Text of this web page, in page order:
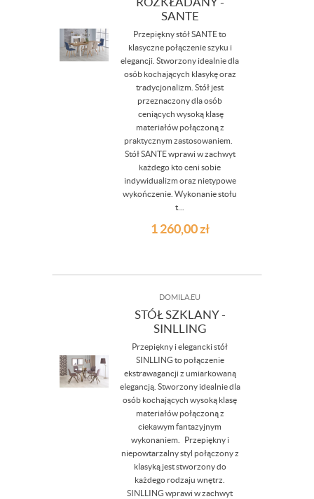
SANTE
Przepiękny stół SANTE to
klasyczne połączenie szyku i
elegancji. Stworzony idealnie dla
osób kochających klasykę oraz
tradycjonalizm. Stół jest
przeznaczony dla osób
ceniących wysoką klasę
materiałów połączoną z
praktycznym zastosowaniem.
Stół SANTE wprawi w zachwyt
każdego kto ceni sobie
indywidualizm oraz nietypowe
wykończenie. Wykonanie stołu
t...
1 260,00zł
DOMILA.EU
STÓŁ SZKLANY -
SINLLING
Przepiękny i elegancki stół
SINLLING to połączenie
ekstrawagancji z umiarkowaną
elegancją. Stworzony idealnie dla
osób kochających wysoką klasę
materiałów połączoną z
ciekawym fantazyjnym
wykonaniem. Przepiękny i
niepowtarzalny styl połączony z
klasyką jest stworzony do
każdego rodzaju wnętrz.
SINLLING wprawi w zachwyt